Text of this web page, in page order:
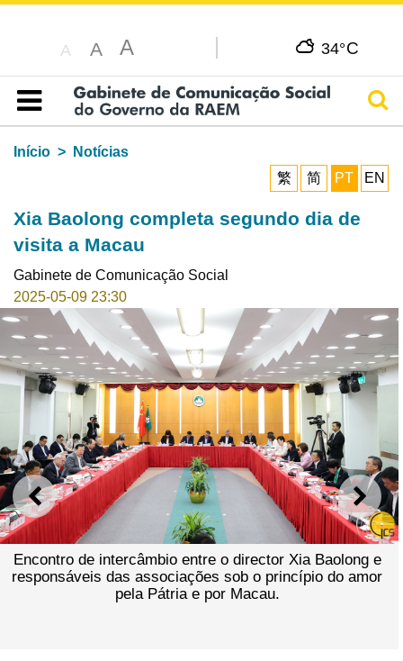
A A A 34°C
Índice
Início
Notícias
繁
简 PT EN
Xia Baolong completa segundo dia de
visita a Macau
Gabinete de Comunicação Social
2025-05-09 23:30
ANTERIOR
Encontro de intercâmbio entre o director Xia Baolong e
responsáveis das associações sob o princípio do amor
pela Pátria e por Macau.